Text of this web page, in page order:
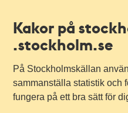
Kakor på
.stockholm.se
På Stockholmskällan
sammanställa statistik och
fungera på ett bra sätt för